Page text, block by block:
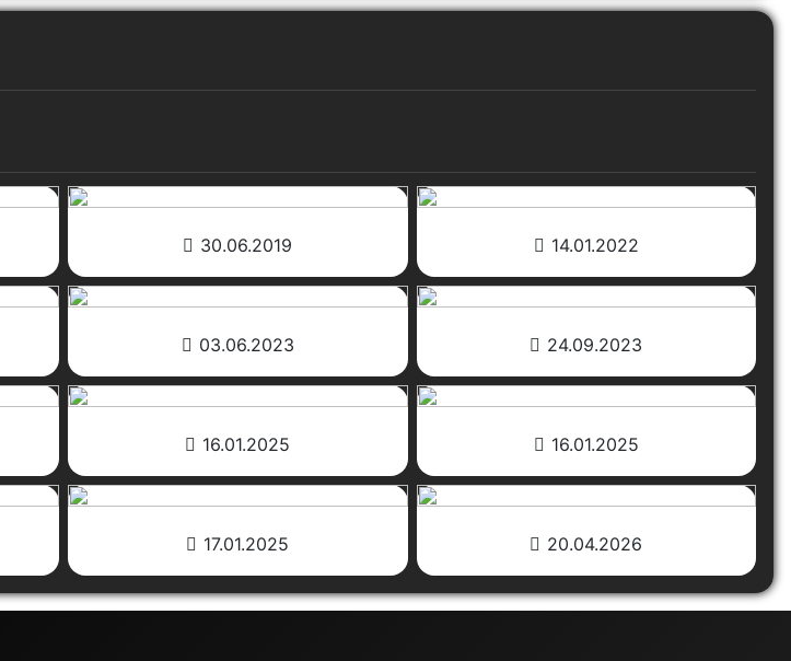
30.06.2019 14.01.2022
03.06.2023 24.09.2023
16.01.2025 16.01.2025
17.01.2025 20.04.2026